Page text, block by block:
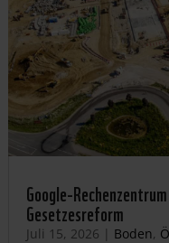
Google-
Gesetzesreform
Juli 15, 2026 | Boden,